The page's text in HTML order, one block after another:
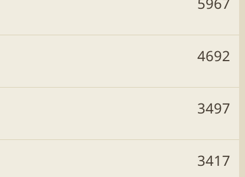
4692
3497
3417